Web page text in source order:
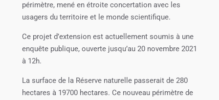
périmètre, mené en étroite concertation avec les
usagers du territoire et le monde scientifique.
Ce projet d’extension est actuellement soumis à une
enquête publique, ouverte jusqu’au 20 novembre 2021
à 12h.
La surface de la Réserve naturelle passerait de 280
hectares à 19700 hectares. Ce nouveau périmètre de